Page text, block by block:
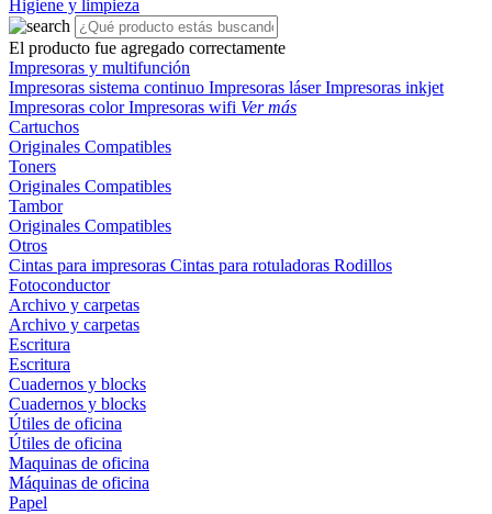
Higiene y limpieza
El producto fue agregado correctamente
Impresoras y multifunción
Impresoras sistema continuo Impresoras láserImpresoras inkjet
Impresoras colorImpresoras wifi Ver más
Cartuchos
Originales Compatibles
Toners
Originales Compatibles
Tambor
Originales Compatibles
Otros
Cintas para impresoras Cintas para rotuladoras Rodillos
Fotoconductor
Archivo y carpetas
Archivo y carpetas
Escritura
Escritura
Cuadernos y blocks
Cuadernos y blocks
Útiles de oficina
Útiles de oficina
Maquinas de oficina
Máquinas de oficina
Papel